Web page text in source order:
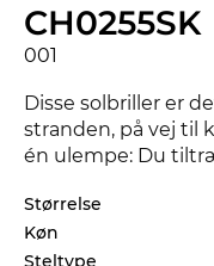
CH0255SK
001
Disse solbriller er
stranden, på vej til
én ulempe: Du
ville matche bedre
tjek også de andre
sortiment fra 2023,
Størrelse
Køn
Steltype